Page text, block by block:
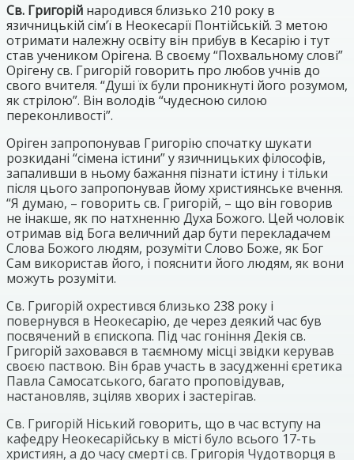
Св. Григорій народився близько 210 року в
язичницькій сім’ї в Неокесарії Понтійській. З метою
отримати належну освіту він прибув в Кесарію і тут
став учеником Орігена. В своєму “Похвальному слові”
Орігену св. Григорій говорить про любов учнів до
свого вчителя. “Душі їх були проникнуті його розумом,
як стрілою”. Він володів “чудесною силою
переконливості”.
Оріген запропонував Григорію спочатку шукати
розкидані “сімена істини” у язичницьких філософів,
запаливши в ньому бажання пізнати істину і тільки
після цього запропонував йому християнське вчення.
“Я думаю, – говорить св. Григорій, – що він говорив
не інакше, як по натхненню Духа Божого. Цей чоловік
отримав від Бога величний дар бути перекладачем
Слова Божого людям, розуміти Слово Боже, як Бог
Сам використав його, і пояснити його людям, як вони
можуть розуміти.
Св. Григорій охрестився близько 238 року і
повернувся в Неокесарію, де через деякий час був
посвячений в єпископа. Під час гоніння Декія св.
Григорій заховався в таємному місці звідки керував
своєю паствою. Він брав участь в засудженні єретика
Павла Самосатського, багато проповідував,
настановляв, зціляв хворих і застерігав.
Св. Григорій Ніський говорить, що в час вступу на
кафедру Неокесарійську в місті було всього 17-ть
християн, а до часу смерті св. Григорія Чудотворця в